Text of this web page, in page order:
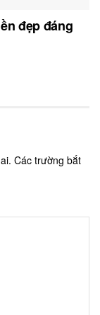
đẹp đáng
Các trường bắt